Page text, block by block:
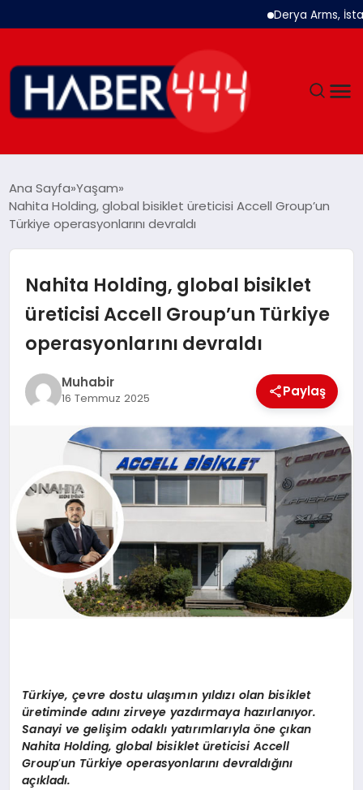
Derya Arms, İstanbul
SIYASET
SPOR
TEKNOLOJI
MAGAZIN
EGITIM
Ana Sayfa Yaşam
Nahita Holding, global bisiklet üreticisi Accell Group’un
Türkiye operasyonlarını devraldı
Nahita Holding, global bisiklet
üreticisi Accell Group’un Türkiye
operasyonlarını devraldı
Muhabir
16 Temmuz 2025 Paylaş
Türkiye, çevre dostu ulaşımın yıldızı olan bisiklet
üretiminde adını zirveye yazdırmaya hazırlanıyor.
Sanayi ve gelişim odaklı yatırımlarıyla öne çıkan
Nahita Holding, global bisiklet üreticisiAccell
Group’un Türkiye operasyonlarınıdevraldığını
açıkladı.